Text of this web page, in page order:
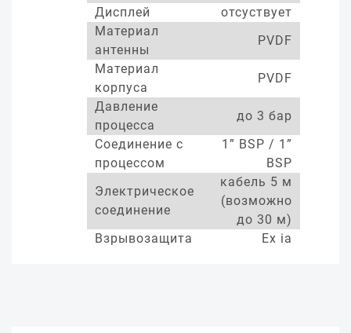
Дисплей
отсуствует
Материал
антенны
PVDF
Материал
корпуса
PVDF
Давление
процесса
до 3 бар
Соединение с
процессом
1” BSP / 1”
BSP
Электрическое
соединение
кабель 5 м
(возможно
до 30 м)
Взрывозащита
Ex ia